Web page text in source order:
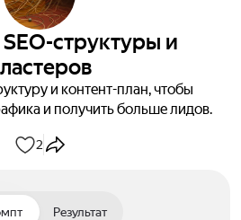
структуры и
и контент-план, чтобы
и получить больше лидов.
2
Результат